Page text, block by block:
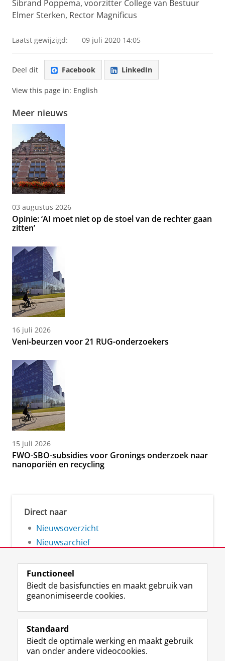
Sibrand Poppema, voorzitter College van Bestuur
Elmer Sterken, Rector Magnificus
Laatst gewijzigd: 09 juli 2020 14:05
Deel dit Facebook LinkedIn
View this page in: English
Meer nieuws
03 augustus 2026
Opinie: ‘AI moet niet op de stoel van de rechter gaan
zitten’
16 juli 2026
Veni-beurzen voor 21 RUG-onderzoekers
15 juli 2026
FWO-SBO-subsidies voor Gronings onderzoek naar
nanoporiën en recycling
Direct naar
Nieuwsoverzicht
Nieuwsarchief
Volg de RUG
F
a
e
b
L
i
k
e
R
S
-
f
I
n
t
Y
o
T
Studiekiezers
Functioneel
Biedt de basisfuncties en maakt gebruik van
geanonimiseerde cookies.
Standaard
Biedt de optimale werking en maakt gebruik
van onder andere videocookies.